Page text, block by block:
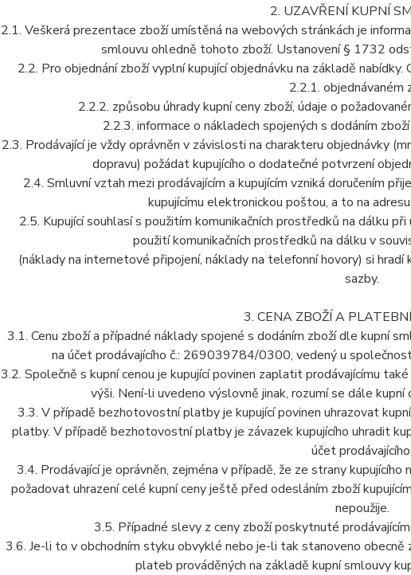
2. UZAVŘENÍ KUPNÍ
2.1. Veškerá prezentace zboží umístěná na webových stránkách je
smlouvu ohledně tohoto zboží. Ustanovení § 1732
2.2. Pro objednání zboží vyplní kupující objednávku na základě
2.2.1. objednávaném
2.2.2. způsobu úhrady kupní ceny zboží, údaje o
2.2.3. informace o nákladech spojených s dodáním
2.3. Prodávající je vždy oprávněn v závislosti na charakteru objednávky
dopravu) požádat kupujícího o dodatečné potvrzení
2.4. Smluvní vztah mezi prodávajícím a kupujícím vzniká doručením
kupujícímu elektronickou poštou, a to na
2.5. Kupující souhlasí s použitím komunikačních prostředků na dálku
použití komunikačních prostředků na dálku v
(náklady na internetové připojení, náklady na telefonní hovory) si
sazby.
3. CENA ZBOŽÍ A
3.1. Cenu zboží a případné náklady spojené s dodáním zboží dle kupní
na účet prodávajícího č.: 269039784/0300, vedený u
3.2. Společně s kupní cenou je kupující povinen zaplatit prodávajícímu
výši. Není-li uvedeno výslovně jinak, rozumí se dále
3.3. V případě bezhotovostní platby je kupující povinen uhrazovat
platby. V případě bezhotovostní platby je závazek kupujícího uhradit
účet prodávajícího.
3.4. Prodávající je oprávněn, zejména v případě, že ze strany
požadovat uhrazení celé kupní ceny ještě před odesláním zboží
nepoužije.
3.5. Případné slevy z ceny zboží poskytnuté
3.6. Je-li to v obchodním styku obvyklé nebo je-li tak stanoveno obecně
plateb prováděných na základě kupní smlouvy